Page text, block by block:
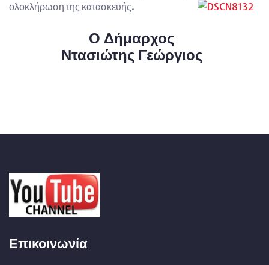
ολοκλήρωση της κατασκευής.
Ο Δήμαρχος
Ντασιώτης Γεώργιος
Επικοινωνία